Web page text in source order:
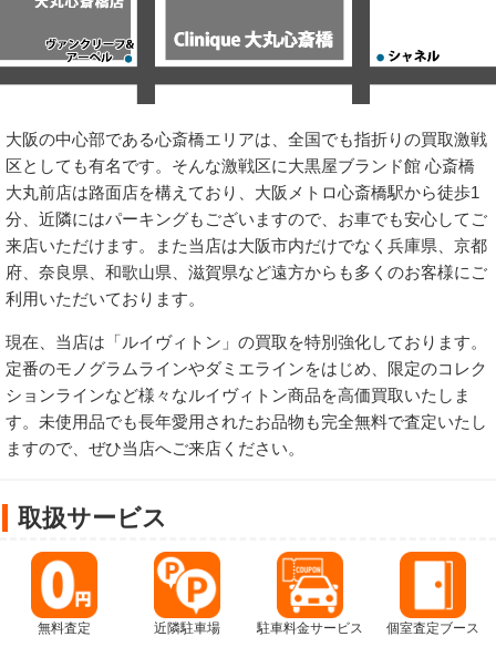
大阪の中心部である心斎橋エリアは、全国でも指折りの買取激戦
区としても有名です。そんな激戦区に大黒屋ブランド館 心斎橋
大丸前店は路面店を構えており、大阪メトロ心斎橋駅から徒歩1
分、近隣にはパーキングもございますので、お車でも安心してご
来店いただけます。また当店は大阪市内だけでなく兵庫県、京都
府、奈良県、和歌山県、滋賀県など遠方からも多くのお客様にご
利用いただいております。
現在、当店は「ルイヴィトン」の買取を特別強化しております。
定番のモノグラムラインやダミエラインをはじめ、限定のコレク
ションラインなど様々なルイヴィトン商品を高価買取いたしま
す。未使用品でも長年愛用されたお品物も完全無料で査定いたし
ますので、ぜひ当店へご来店ください。
取扱サービス
無料査定 近隣駐車場 駐車料金サービス 個室査定ブース